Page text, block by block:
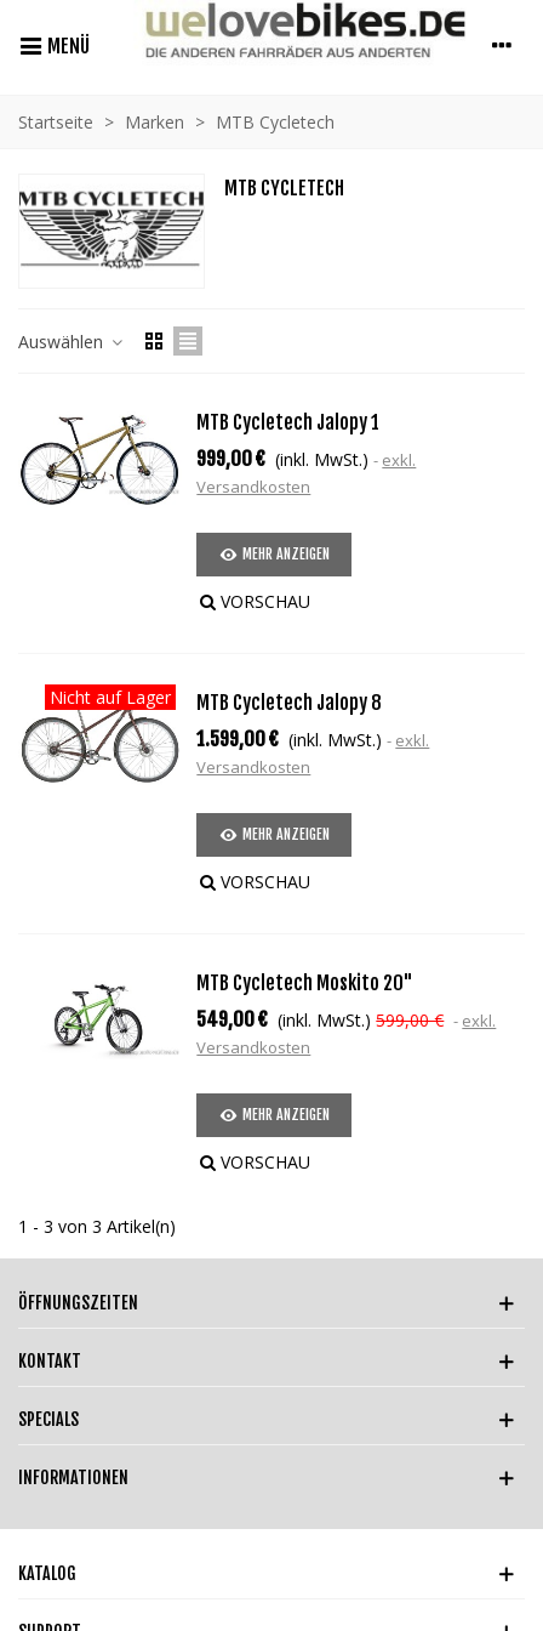
MENÜ
Startseite > Marken > MTB Cycletech
MTB CYCLETECH
Auswählen
MTB Cycletech Jalopy 1
999,00 € (inkl. MwSt.)
exkl.
Versandkosten
MEHR ANZEIGEN
VORSCHAU
Nicht auf Lager
MTB Cycletech Jalopy 8
1.599,00 € (inkl. MwSt.)
exkl.
Versandkosten
MEHR ANZEIGEN
VORSCHAU
MTB Cycletech Moskito 20"
549,00 € (inkl. MwSt.) 599,00 €
exkl.
Versandkosten
MEHR ANZEIGEN
VORSCHAU
1 - 3 von 3 Artikel(n)
ÖFFNUNGSZEITEN
KONTAKT
SPECIALS
INFORMATIONEN
KATALOG